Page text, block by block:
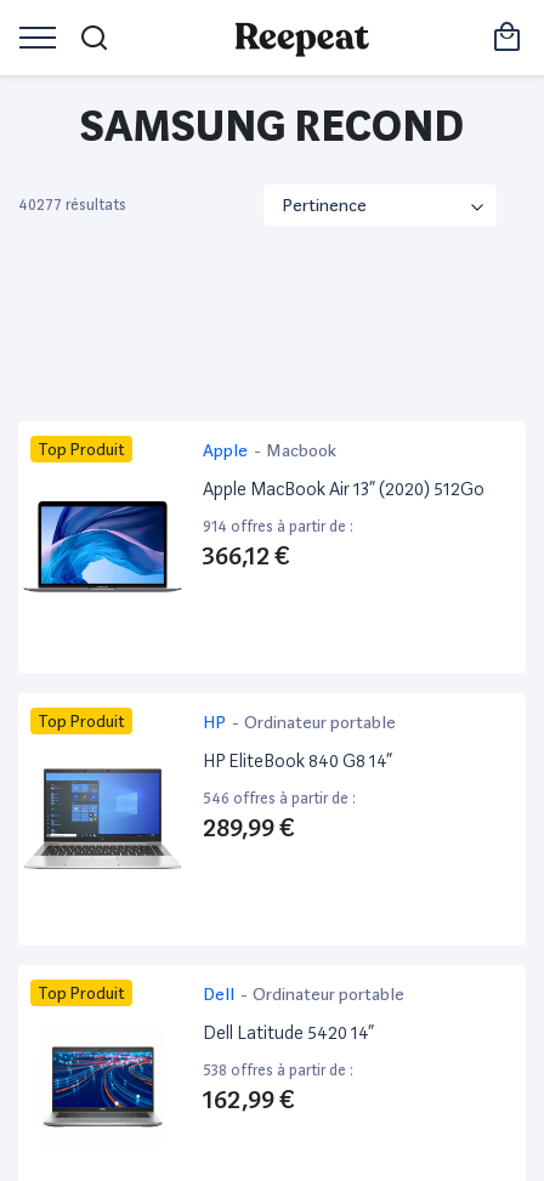
SAMSUNG RECOND
40277 résultats
Top Produit Apple - Macbook
Apple MacBook Air 13” (2020) 512Go
914 offres à partir de :
366,12 €
Top Produit HP - Ordinateur portable
HP EliteBook 840 G8 14”
546 offres à partir de :
289,99 €
Top Produit Dell - Ordinateur portable
Dell Latitude 5420 14”
538 offres à partir de :
162,99 €